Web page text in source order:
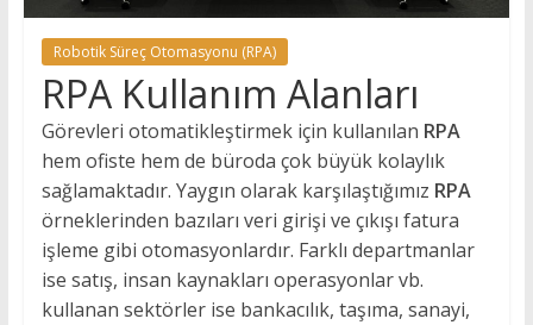
Robotik Süreç Otomasyonu (RPA)
RPA Kullanım Alanları
Görevleri otomatikleştirmek için kullanılan RPA
hem ofiste hem de büroda çok büyük kolaylık
sağlamaktadır. Yaygın olarak karşılaştığımız RPA
örneklerinden bazıları veri girişi ve çıkışı fatura
işleme gibi otomasyonlardır. Farklı departmanlar
ise satış, insan kaynakları operasyonlar vb.
kullanan sektörler ise bankacılık, taşıma, sanayi,